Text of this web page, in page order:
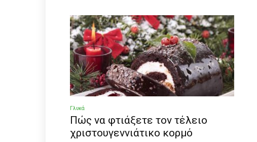
Γλυκά
Πώς να φτιάξετε τον τέλειο
χριστουγεννιάτικο κορμό